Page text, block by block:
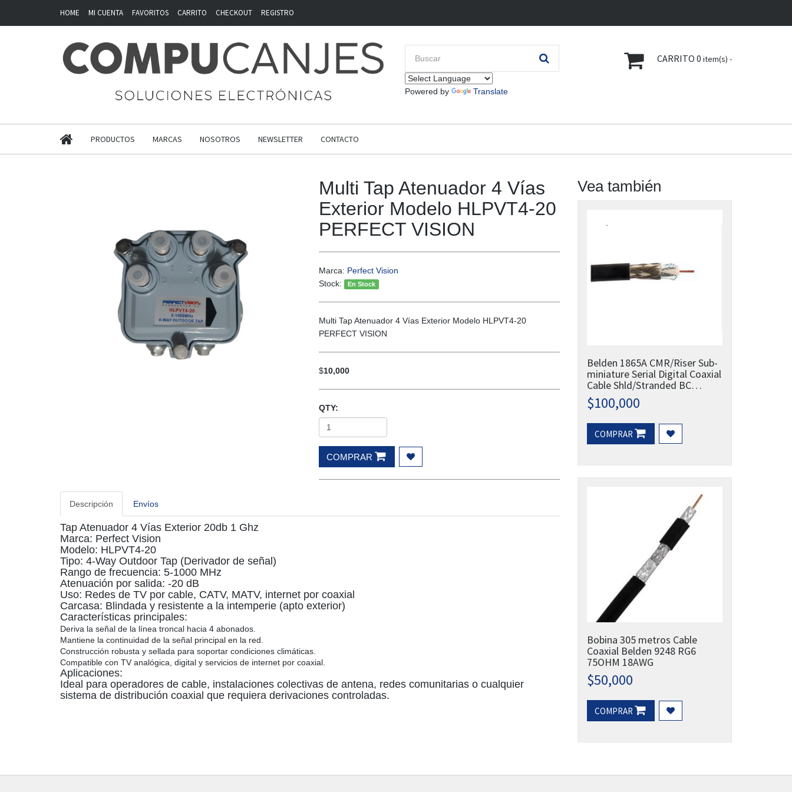
HOME MI CUENTA FAVORITOS CARRITO CHECKOUT REGISTRO
Powered by Translate
CARRITO 0 item(s) -
PRODUCTOS MARCAS NOSOTROS NEWSLETTER CONTACTO
Multi Tap Atenuador 4 Vías
Exterior Modelo HLPVT4-20
PERFECT VISION
Marca: Perfect Vision
Stock:
En Stock
Multi Tap Atenuador 4 Vías Exterior Modelo HLPVT4-20
PERFECT VISION
$10,000
QTY:
COMPRAR
Descripción Envíos
Tap Atenuador 4 Vías Exterior 20db 1 Ghz
Marca: Perfect Vision
Modelo: HLPVT4-20
Tipo: 4-Way Outdoor Tap (Derivador de señal)
Rango de frecuencia: 5-1000 MHz
Atenuación por salida: -20 dB
Uso: Redes de TV por cable, CATV, MATV, internet por coaxial
Carcasa: Blindada y resistente a la intemperie (apto exterior)
Características principales:
Deriva la señal de la línea troncal hacia 4 abonados
Mantiene la continuidad de la señal principal en la red.
Construcción robusta y sellada para soportar condiciones climáticas.
Compatible con TV analógica, digital y servicios de internet por coaxial.
Aplicaciones:
Ideal para operadores de cable, instalaciones colectivas de antena, redes comunitarias o cualquier
sistema de distribución coaxial que requiera derivaciones controladas.
Vea también
Belden 1865A CMR/Riser Sub-
miniature Serial Digital Coaxial
Cable Shld/Stranded BC
25AWG - 100mtr
$100,000
COMPRAR
Bobina 305 metros Cable
Coaxial Belden 9248 RG6
75OHM 18AWG
$50,000
COMPRAR